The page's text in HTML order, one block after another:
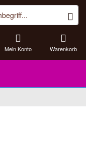
Warenkorb
Mein Konto